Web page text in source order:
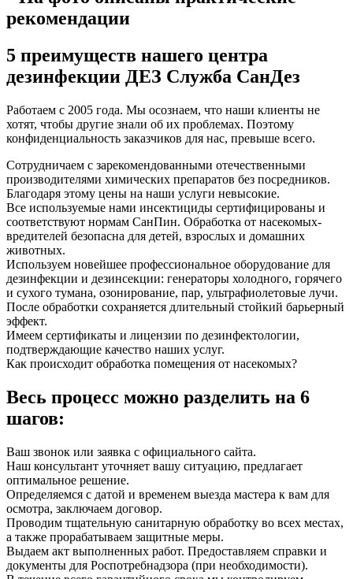
5 преимуществ нашего центра
дезинфекции ДЕЗ Служба СанДез
Работаем с 2005 года. Мы осознаем, что наши клиенты не
хотят, чтобы другие знали об их проблемах. Поэтому
конфиденциальность заказчиков для нас, превыше всего.
Сотрудничаем с зарекомендованными отечественными
производителями химических препаратов без посредников.
Благодаря этому цены на наши услуги невысокие.
Все используемые нами инсектициды сертифицированы и
соответствуют нормам СанПин. Обработка от насекомых-
вредителей безопасна для детей, взрослых и домашних
животных.
Используем новейшее профессиональное оборудование для
дезинфекции и дезинсекции: генераторы холодного, горячего
и сухого тумана, озонирование, пар, ультрафиолетовые лучи.
После обработки сохраняется длительный стойкий барьерный
эффект.
Имеем сертификаты и лицензии по дезинфектологии,
подтверждающие качество наших услуг.
Как происходит обработка помещения от насекомых?
Весь процесс можно разделить на 6
шагов:
Ваш звонок или заявка с официального сайта.
Наш консультант уточняет вашу ситуацию, предлагает
оптимальное решение.
Определяемся с датой и временем выезда мастера к вам для
осмотра, заключаем договор.
Проводим тщательную санитарную обработку во всех местах,
а также прорабатываем защитные меры.
Выдаем акт выполненных работ. Предоставляем справки и
документы для Роспотребнадзора (при необходимости).